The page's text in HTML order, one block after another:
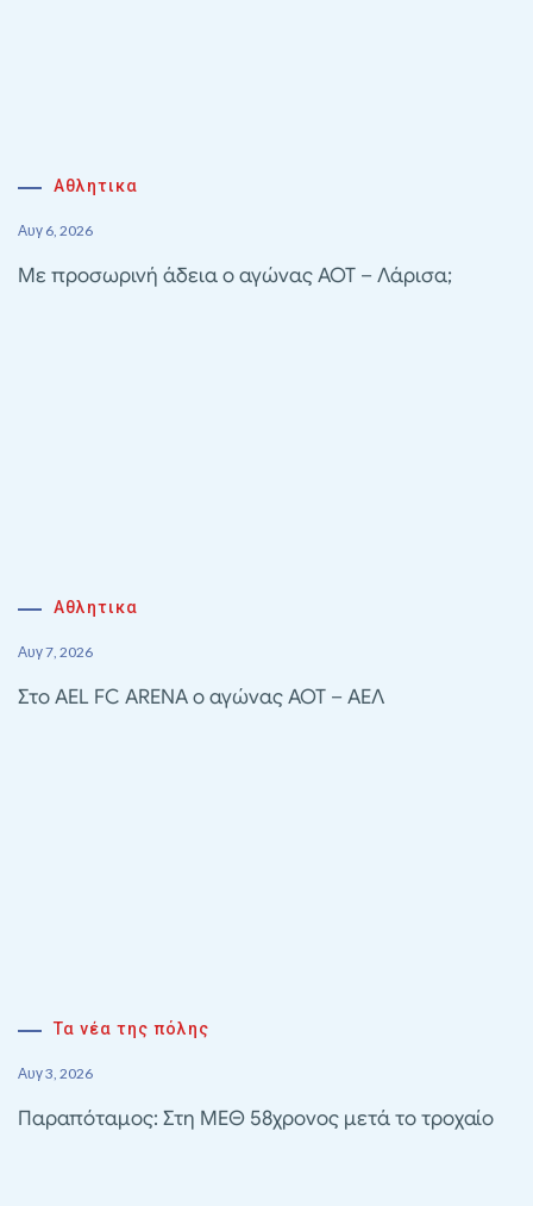
Αθλητικα
Αυγ 6, 2026
Με προσωρινή άδεια ο αγώνας ΑΟΤ – Λάρισα;
Αθλητικα
Αυγ 7, 2026
Στο AEL FC ARENA ο αγώνας ΑΟΤ – ΑΕΛ
Τα νέα της πόλης
Αυγ 3, 2026
Παραπόταμος: Στη ΜΕΘ 58χρονος μετά το τροχαίο